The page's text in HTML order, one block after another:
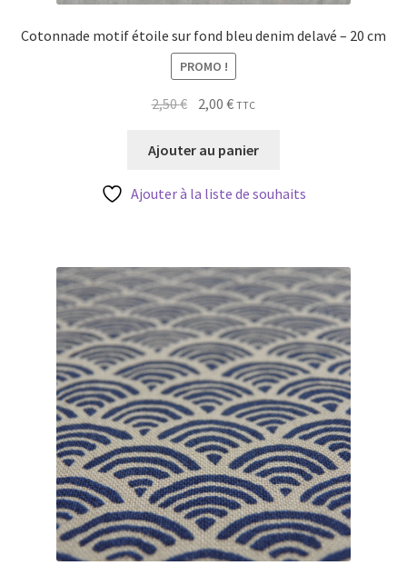
Cotonnade motif étoile sur fond bleu denim delavé – 20 cm
PROMO !
2,50€ Le
initial
2,50 €.
2,00€Le
actuel
2,00 €.
TTC
Ajouter au panier
Ajouter à la liste de souhaits